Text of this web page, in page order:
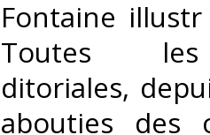
Fontaine
Toutes
ditoriales,
abouties des